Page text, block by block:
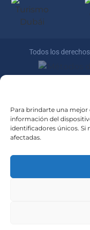
Para brindarte una mejor
información del
identificadores únicos. Si
afectadas.
Todos los